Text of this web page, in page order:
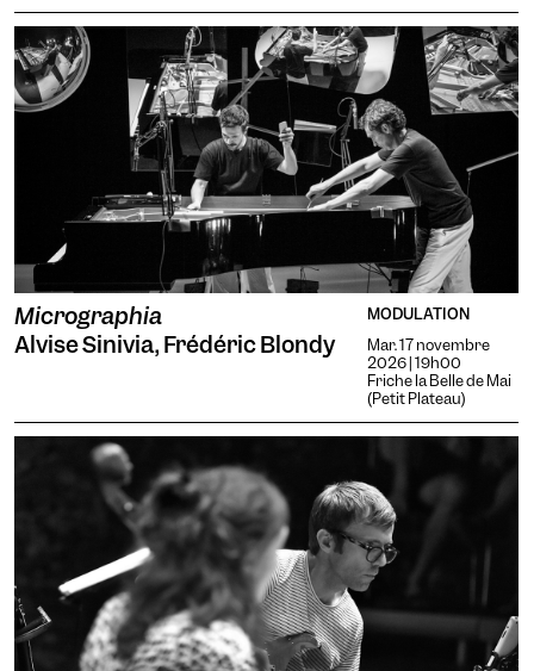
Micrographia
Alvise Sinivia, Frédéric Blondy
MODULATION
Mar. 17 novembre
2026 | 19h00
Friche la Belle de Mai
(Petit Plateau)